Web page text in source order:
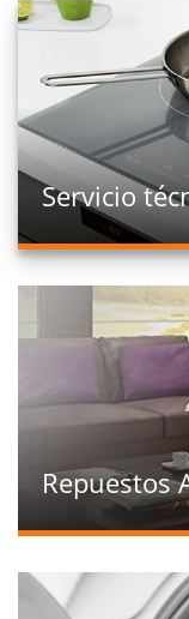
Servicio
Repuestos